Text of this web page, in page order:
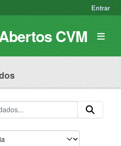
Entrar
CVM